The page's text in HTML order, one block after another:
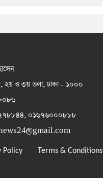
২য় ও ৩য় তলা, ঢাকা - ১০০০
০১৬৭৬০০০৮৮৮
Policy Terms & Conditions